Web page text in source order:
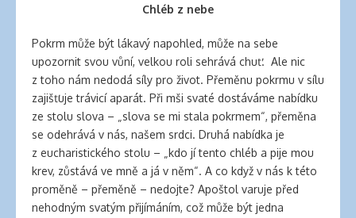
Chléb z nebe
Pokrm může být lákavý napohled, může na sebe
upozornit svou vůní, velkou roli sehrává chuť. Ale nic
z toho nám nedodá síly pro život. Přeměnu pokrmu v sílu
zajišťuje trávicí aparát. Při mši svaté dostáváme nabídku
ze stolu slova – „slova se mi stala pokrmem“, přeměna
se odehrává v nás, našem srdci. Druhá nabídka je
z eucharistického stolu – „kdo jí tento chléb a pije mou
krev, zůstává ve mně a já v něm“. A co když v nás k této
proměně – přeměně – nedojte? Apoštol varuje před
nehodným svatým přijímáním, což může být jedna